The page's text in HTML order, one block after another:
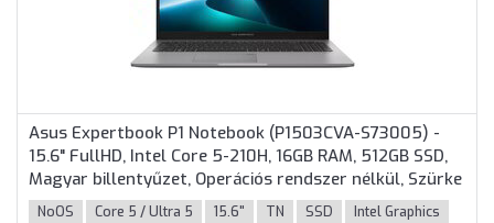
Asus Expertbook P1 Notebook (P1503CVA-S73005) -
15.6" FullHD, Intel Core 5-210H, 16GB RAM, 512GB SSD,
Magyar billentyűzet, Operációs rendszer nélkül, Szürke
színben
NoOS Core 5 / Ultra 5 15.6" TN SSD Intel Graphics